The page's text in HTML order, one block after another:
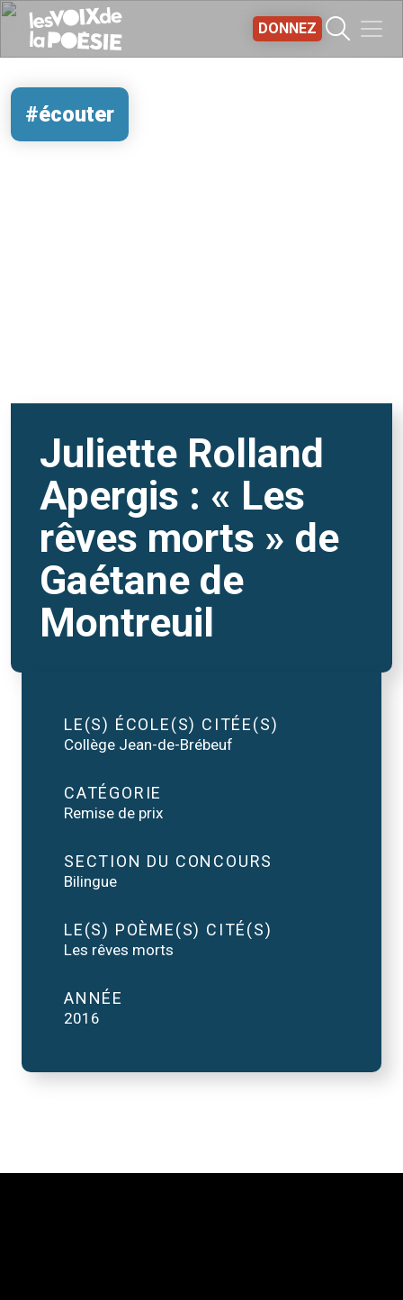
DONNEZ
#écouter
Juliette Rolland
Apergis : « Les
rêves morts » de
Gaétane de
Montreuil
LE(S) ÉCOLE(S) CITÉE(S)
Collège Jean-de-Brébeuf
CATÉGORIE
Remise de prix
SECTION DU CONCOURS
Bilingue
LE(S) POÈME(S) CITÉ(S)
Les rêves morts
ANNÉE
2016